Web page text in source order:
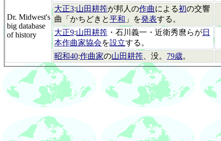
Dr. Midwest's
big database
of history
大正3:山田耕筰が邦人の作曲による初の交響
曲「かちどきと平和 」を発表する。
大正9:山田耕筰 ・石川義一・近衛秀麿らが日
本作曲家協会を設立する。
昭和40:作曲家の山田耕筰 、没。 79歳。